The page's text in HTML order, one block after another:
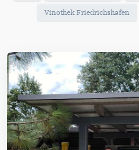
Vinothek Friedrichshafen